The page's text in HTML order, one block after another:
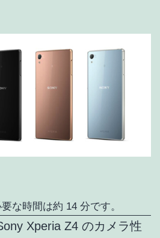
な時間は約 14 分です。
Xperia Z4 のカメラ性